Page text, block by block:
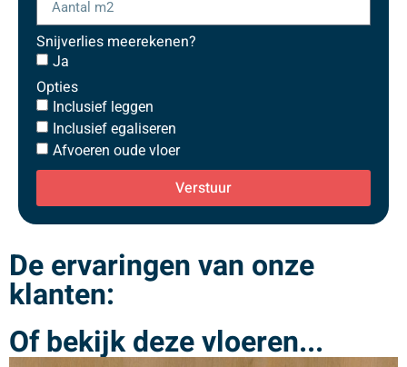
Snijverlies meerekenen?
Ja
Opties
Inclusief leggen
Inclusief egaliseren
Afvoeren oude vloer
Verstuur
De ervaringen van onze
klanten:
Of bekijk deze vloeren...